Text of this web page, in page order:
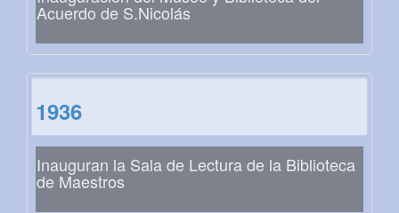
Acuerdo de S.Nicolás
1936
Inauguran la Sala de Lectura de la Biblioteca
de Maestros